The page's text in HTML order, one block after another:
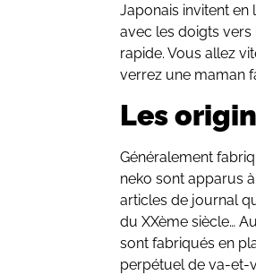
Japonais invitent en
avec les doigts vers
rapide. Vous allez
verrez une maman
Les
Généralement
neko sont apparus à
articles de journal
du XXème siècle…
sont fabriqués en
perpétuel de va-et-